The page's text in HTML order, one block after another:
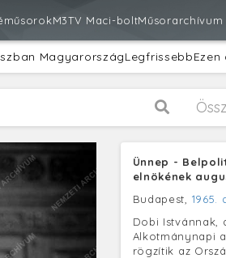
M3TV Maci-boltMűsorarchívum
MagyarországLegfrissebb
Ünnep -
elnökének
Budapest, 1965.
Dobi Istvánnak,
Alkotmánynapi
rögzítik az